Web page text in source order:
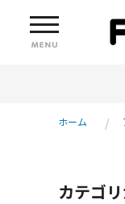
ホーム
カテゴ